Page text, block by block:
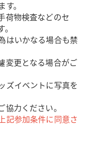
。
荷物検査などのセ
はいかなる場合も禁
変更となる場合がご
ズイベントに写真を
力ください。
記参加条件に同意さ